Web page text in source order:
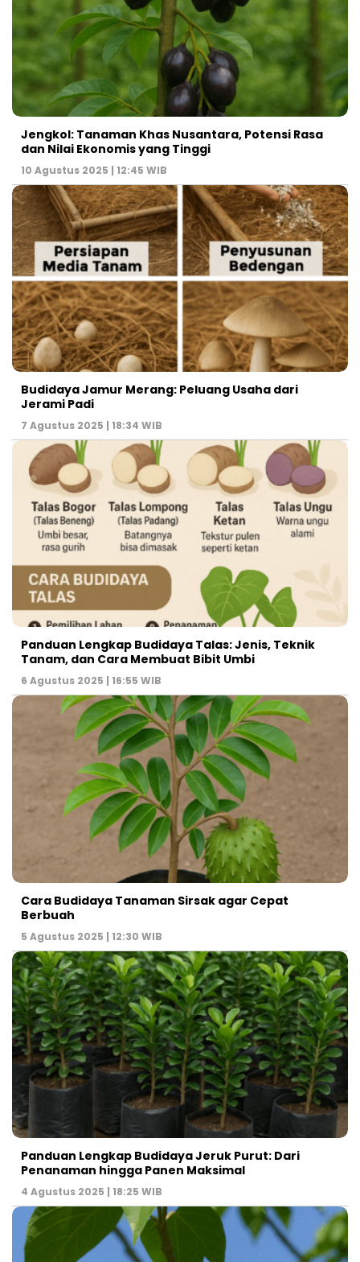
Jengkol: Tanaman Khas Nusantara, Potensi Rasa
dan Nilai Ekonomis yang Tinggi
10 Agustus 2025 | 12:45 WIB
Budidaya Jamur Merang: Peluang Usaha dari
Jerami Padi
7 Agustus 2025 | 18:34 WIB
Panduan Lengkap Budidaya Talas: Jenis, Teknik
Tanam, dan Cara Membuat Bibit Umbi
6 Agustus 2025 | 16:55 WIB
Cara Budidaya Tanaman Sirsak agar Cepat
Berbuah
5 Agustus 2025 | 12:30 WIB
Panduan Lengkap Budidaya Jeruk Purut: Dari
Penanaman hingga Panen Maksimal
4 Agustus 2025 | 18:25 WIB